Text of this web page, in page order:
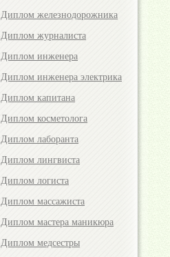
Диплом железнодорожника
Диплом журналиста
Диплом инженера
Диплом инженера электрика
Диплом капитана
Диплом косметолога
Диплом лаборанта
Диплом лингвиста
Диплом логиста
Диплом массажиста
Диплом мастера маникюра
Диплом медсестры